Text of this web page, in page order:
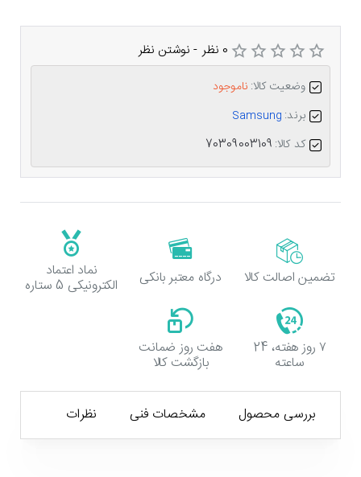
وضعیت کالا: ناموجود
برند: Samsung
کد کالا: 70309003109
0 نظر - نوشتن نظر
تضمین اصالت کالا
۷ روز هفته، 24
ساعته
درگاه معتبر بانکی
هفت روز ضمانت
بازگشت کالا
نماد اعتماد
الکترونیکی 5 ستاره
بررسی محصول مشخصات فنی نظرات